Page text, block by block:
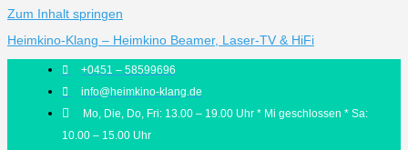
Zum Inhalt springen
Heimkino-Klang – Heimkino Beamer, Laser-TV & HiFi
+0451 – 58599696
info@heimkino-klang.de
Mo, Die, Do, Fri: 13.00 – 19.00 Uhr * Mi geschlossen * Sa:
10.00 – 15.00 Uhr